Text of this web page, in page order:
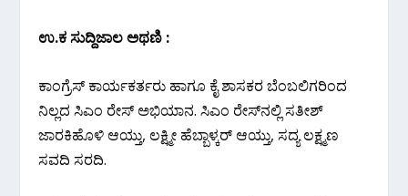
ಉ.ಕ ಸುದ್ದಿಜಾಲ ಅಥಣಿ :
ಕಾಂಗ್ರೆಸ್ ಕಾರ್ಯಕರ್ತರು ಹಾಗೂ ಕೈ ಶಾಸಕರ ಬೆಂಬಲಿಗರಿಂದ
ನಿಲ್ಲದ ಸಿಎಂ ರೇಸ್ ಅಭಿಯಾನ. ಸಿಎಂ ರೇಸ್‌ನಲ್ಲಿ ಸತೀಶ್
ಜಾರಕಿಹೊಳಿ ಆಯ್ತು, ಲಕ್ಷ್ಮೀ ಹೆಬ್ಬಾಳ್ಕರ್ ಆಯ್ತು, ಸದ್ಯ ಲಕ್ಷ್ಮಣ
ಸವದಿ ಸರದಿ.